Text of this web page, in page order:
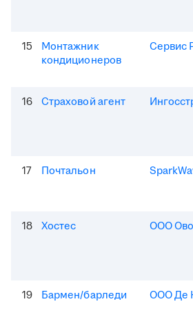
15
Монтажник
кондиционеров
Сервис
16 Страховой агент
17 Почтальон
18 Хостес ООО Ово
19 Бармен/барледи ООО Де